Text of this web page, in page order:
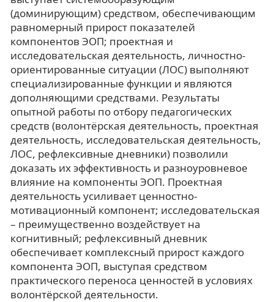
(доминирующим) средством, обеспечивающим
равномерный прирост показателей
компонентов ЭОП; проектная и
исследовательская деятельность, личностно-
ориентированные ситуации (ЛОС) выполняют
специализированные функции и являются
дополняющими средствами. Результаты
опытной работы по отбору педагогических
средств (волонтёрская деятельность, проектная
деятельность, исследовательская деятельность,
ЛОС, рефлексивные дневники) позволили
доказать их эффективность и разноуровневое
влияние на компоненты ЭОП. Проектная
деятельность усиливает ценностно-
мотивационный компонент; исследовательская
– преимущественно воздействует на
когнитивный; рефлексивный дневник
обеспечивает комплексный прирост каждого
компонента ЭОП, выступая средством
практического переноса ценностей в условиях
волонтёрской деятельности.